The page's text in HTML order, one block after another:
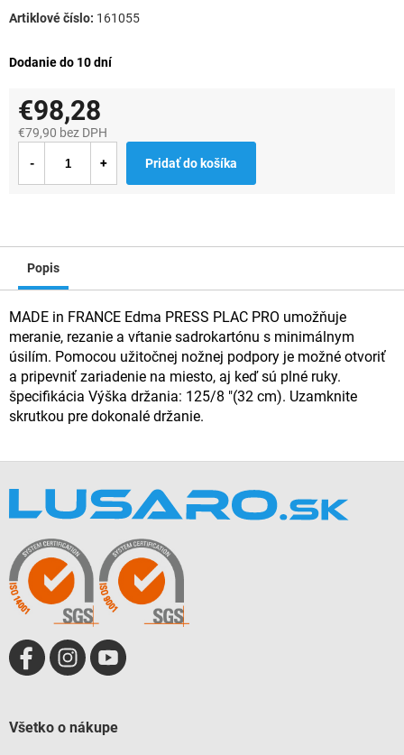
Dodanie do 10 dní
161055
€98,28
€79,90 bez DPH
cena:
Pridať do košíka
Popis
MADE in FRANCE Edma PRESS PLAC PRO umožňuje
meranie, rezanie a vŕtanie sadrokartónu s minimálnym
úsilím. Pomocou užitočnej nožnej podpory je možné otvoriť
a pripevniť zariadenie na miesto, aj keď sú plné ruky.
špecifikácia Výška držania: 125/8 "(32 cm). Uzamknite
skrutkou pre dokonalé držanie.
Všetko o nákupe